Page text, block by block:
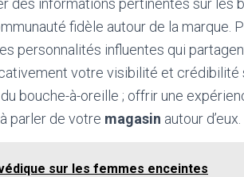
des informations pertinentes sur les
fidèle autour de la marque.
personnalités influentes qui
votre visibilité et crédibilité
bouche-à-oreille ; offrir une
parler de votre magasin autour d’eux.
sur les femmes enceintes